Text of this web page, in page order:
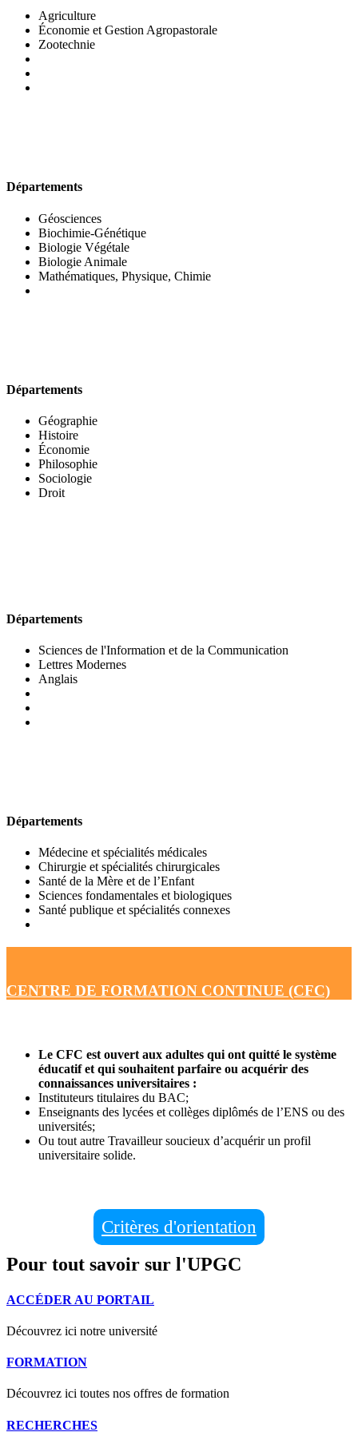
Agriculture
Économie et Gestion Agropastorale
Zootechnie
Départements
Géosciences
Biochimie-Génétique
Biologie Végétale
Biologie Animale
Mathématiques, Physique, Chimie
Départements
Géographie
Histoire
Économie
Philosophie
Sociologie
Droit
Départements
Sciences de l'Information et de la Communication
Lettres Modernes
Anglais
Départements
Médecine et spécialités médicales
Chirurgie et spécialités chirurgicales
Santé de la Mère et de l’Enfant
Sciences fondamentales et biologiques
Santé publique et spécialités connexes
CENTRE DE FORMATION CONTINUE (CFC)
Le CFC est ouvert aux adultes qui ont quitté le système
éducatif et qui souhaitent parfaire ou acquérir des
connaissances universitaires :
Instituteurs titulaires du BAC;
Enseignants des lycées et collèges diplômés de l’ENS ou des
universités;
Ou tout autre Travailleur soucieux d’acquérir un profil
universitaire solide.
Critères d'orientation
Pour tout savoir sur l'UPGC
ACCÉDER AU PORTAIL
Découvrez ici notre université
FORMATION
Découvrez ici toutes nos offres de formation
RECHERCHES